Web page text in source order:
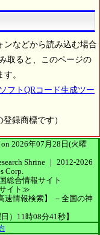
ンなどから読み込む場合
取ると、このページの
。
フトQRコード生成ツー
録商標です）
on 2026年07月28日(火曜
Shrine ｜ 2012-2026
Corp.
総合情報サイト
イト≫
速情報検索】
－全国の神
）11時08分41秒】